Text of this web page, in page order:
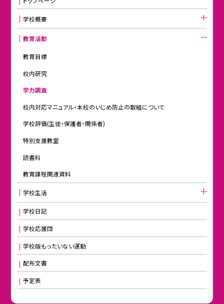
学校概要
教育活動
教育目標
校内研究
学力調査
校内対応マニュアル・本校のいじめ防止の取組について
学校評価(生徒・保護者・関係者)
特別支援教室
読書科
教育課程関連資料
学校生活
学校日記
学校応援団
学校版もったいない運動
配布文書
予定表